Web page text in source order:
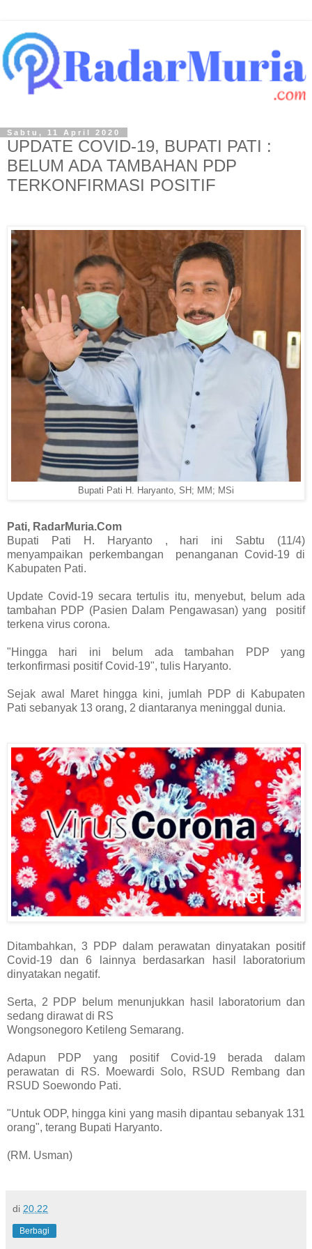
Sabtu, 11 April 2020
UPDATE COVID-19, BUPATI PATI :
BELUM ADA TAMBAHAN PDP
TERKONFIRMASI POSITIF
Bupati Pati H. Haryanto, SH; MM; MSi
Pati, RadarMuria.Com
Bupati Pati H. Haryanto , hari ini Sabtu (11/4)
menyampaikan perkembangan penanganan Covid-19 di
Kabupaten Pati.
Update Covid-19 secara tertulis itu, menyebut, belum ada
tambahan PDP (Pasien Dalam Pengawasan) yang positif
terkena virus corona.
"Hingga hari ini belum ada tambahan PDP yang
terkonfirmasi positif Covid-19", tulis Haryanto.
Sejak awal Maret hingga kini, jumlah PDP di Kabupaten
Pati sebanyak 13 orang, 2 diantaranya meninggal dunia.
Ditambahkan, 3 PDP dalam perawatan dinyatakan positif
Covid-19 dan 6 lainnya berdasarkan hasil laboratorium
dinyatakan negatif.
Serta, 2 PDP belum menunjukkan hasil laboratorium dan
sedang dirawat di RS
Wongsonegoro Ketileng Semarang.
Adapun PDP yang positif Covid-19 berada dalam
perawatan di RS. Moewardi Solo, RSUD Rembang dan
RSUD Soewondo Pati.
"Untuk ODP, hingga kini yang masih dipantau sebanyak 131
orang", terang Bupati Haryanto.
(RM. Usman)
di 20.22
Berbagi